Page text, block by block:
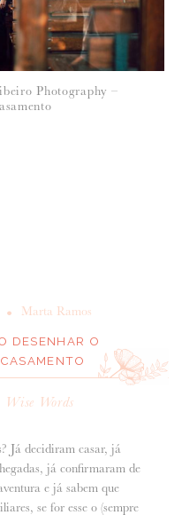
Photography –
• Marta Ramos
DESENHAR O
Wise Words
Já decidiram casar, já
já confirmaram de
e já sabem que
se for esse o (sempre